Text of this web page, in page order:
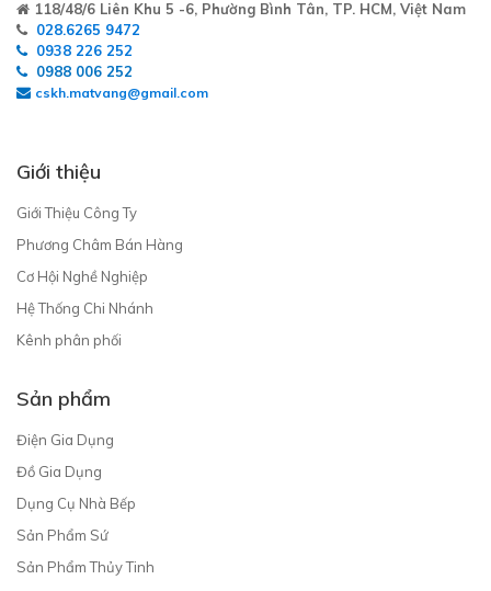
118/48/6 Liên Khu 5 -6, Phường Bình Tân, TP. HCM, Việt Nam
028.6265 9472
0938 226 252
0988 006 252
cskh.matvang@gmail.com
Giới thiệu
Giới Thiệu Công Ty
Phương Châm Bán Hàng
Cơ Hội Nghề Nghiệp
Hệ Thống Chi Nhánh
Kênh phân phối
Sản phẩm
Điện Gia Dụng
Đồ Gia Dụng
Dụng Cụ Nhà Bếp
Sản Phẩm Sứ
Sản Phẩm Thủy Tinh